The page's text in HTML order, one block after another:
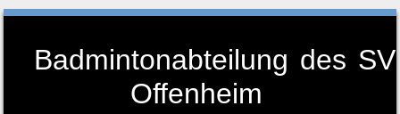
Badmintonabteilung des SV
Offenheim